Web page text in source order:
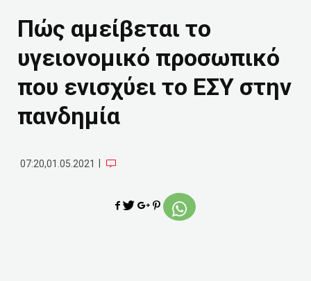
Πώς αμείβεται το
υγειονομικό προσωπικό
που ενισχύει το ΕΣΥ στην
πανδημία
07:20,01.05.2021